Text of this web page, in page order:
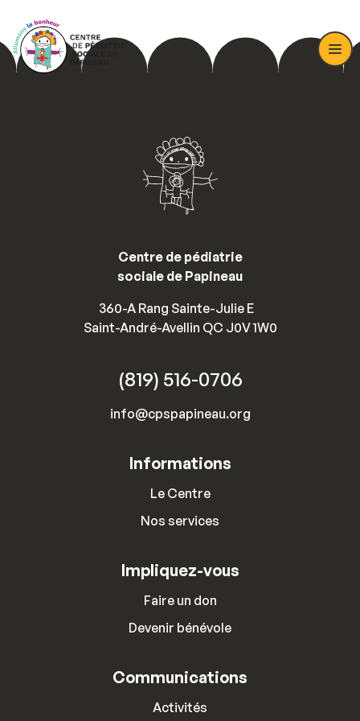
Centre de pédiatrie
sociale de Papineau
360-A Rang Sainte-Julie E
Saint-André-Avellin QC J0V 1W0
(819) 516-0706
info@cpspapineau.org
Informations
Le Centre
Nos services
Impliquez-vous
Faire un don
Devenir bénévole
Communications
Activités